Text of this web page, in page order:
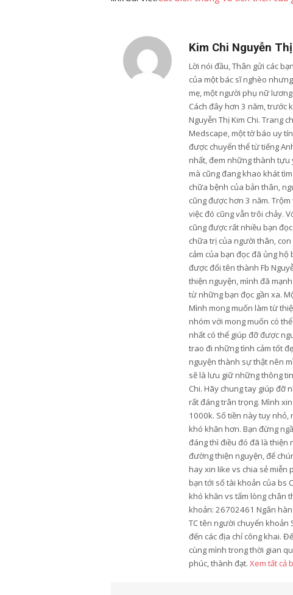
Kim Chi Nguyễn Thị
Lời nói đầu, Thân gửi các
của một bác sĩ nghèo
mẹ, một người phụ nữ
Cách đây hơn 3 năm, trước
Nguyễn Thị Kim Chi. Trang
Medscape, một tờ báo uy
được chuyển thể từ tiếng
nhất, đem những thành tựu
mà cũng đang khao khát
chữa bệnh của bản thân,
cũng được hơn 3 năm.
việc đó cũng vẫn trôi chảy.
cũng được rất nhiều bạn
chữa trị của người thân,
cảm của bạn đọc đã ủng hộ
được đổi tên thành Fb
thiện nguyện, mình đã
từ những bạn đọc gần xa.
Mình mong muốn làm từ
nhóm với mong muốn có
nhất có thể giúp đỡ được
trao đi những tình cảm tốt
nguyện thành sự thật nên
sẽ là lưu giữ những thông
Chi. Hãy chung tay giúp đỡ
rất đáng trân trọng. Mình
1000k. Số tiền này tuy
khó khăn hơn. Bạn đừng
đáng thì điều đó đã là thiện
đường thiện nguyện, để
hay xin like vs chia sẻ miễn
bạn tới số tài khoản của bs
khó khăn vs tấm lòng chân
khoản: 26702461 Ngân
TC tên người chuyển
đến các địa chỉ công khai.
cùng mình trong thời gian
phúc, thành đạt. Xem tất cả